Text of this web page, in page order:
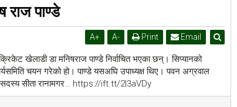
राज पाण्डे
A+ A- Print Email
खेलाडी डा मनिषराज पाण्डे निर्वाचित भएका छन्। सिप्यानको
चयन गरेको हो। पाण्डे यसअघि उपाध्यक्ष थिए। पवन अग्रवाल
सदस्य सीता रानामगर… https://ift.tt/2I3aVDy